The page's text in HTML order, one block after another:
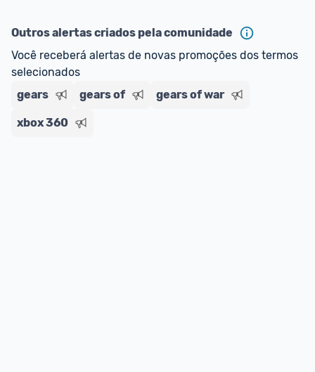
Outros alertas criados pela comunidade
Você receberá alertas de novas promoções dos termos
selecionados
gears
gears of gears of war
xbox 360